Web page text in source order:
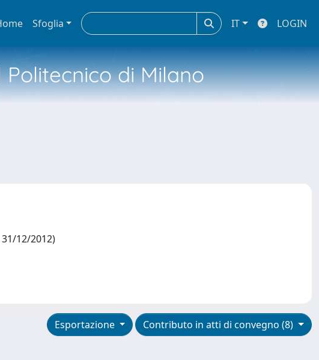
Sfoglia IT LOGIN
di Milano
31/12/2012)
Contributo in atti di convegno (8)
Esportazione